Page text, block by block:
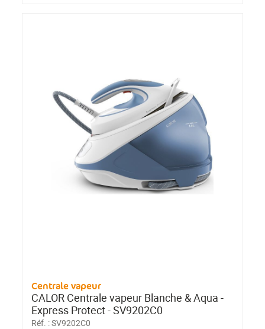
Centrale vapeur
CALOR Centrale vapeur Blanche & Aqua -
Express Protect - SV9202C0
Réf. :SV9202C0